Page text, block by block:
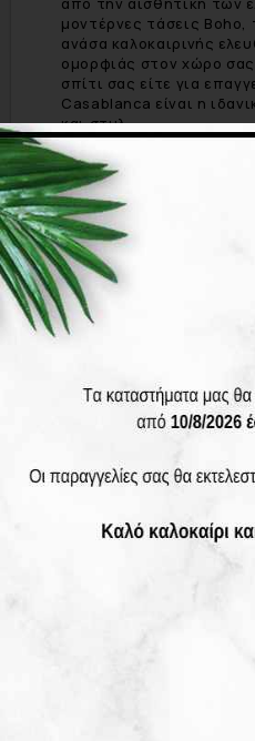
μοντέρνες τάσεις
ανάσα καλοκαιρινής
ομορφιάς στον χώρο
σπίτι σας είτε για
Casablanca είναι η
και στυλ.
Πλήρης έτοιμο προς χρήση
περιλαμβάνει όλα τα
Υπόστρωμα τύπου box
μακροχρόνια αντοχή και
Αποσπώμενα και
περίγυρος του
κεφαλάρι είναι εύκολα
πλενόμενα,
φρέσκο και καθαρό.
Αποθηκευτικός χώρος:
χώρο στο κρεβάτι σας
Αποκτήστε το Casablanca
αδιάβροχο) που